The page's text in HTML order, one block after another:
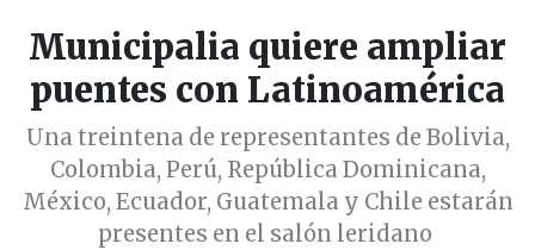
Municipalia quiere ampliar
puentes con Latinoamérica
Una treintena de representantes de Bolivia,
Colombia, Perú, República Dominicana,
México, Ecuador, Guatemala y Chile estarán
presentes en el salón leridano